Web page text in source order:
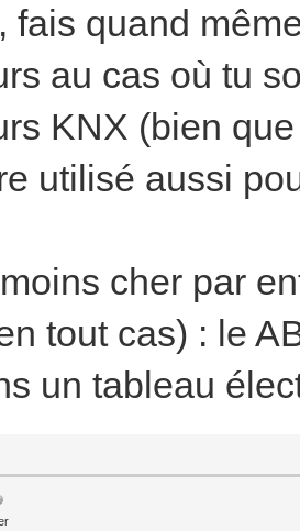
fais quand
au cas où tu
KNX (bien
utilisé aussi
cher par
tout cas) : le
un tableau